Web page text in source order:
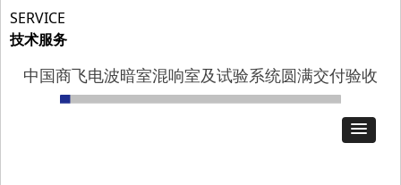
SERVICE
技术服务
中国商飞电波暗室混响室及试验系统圆满交付验收